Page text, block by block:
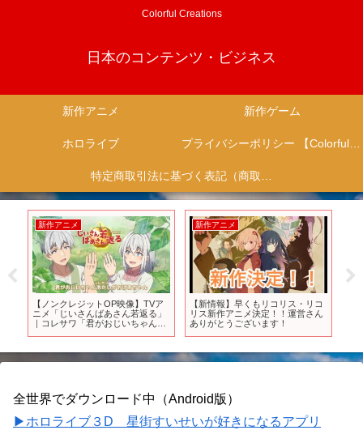
Colorful Creations
日本のコンテンツ・ビジネス
新作アニメ 新作ゲーム
ホロライブ プライバシーポリシー 【Colorful Creation】
特定商取引法に基づく表記（商取引に関する開示）
新作アニメ
【ノンクレジットOP映像】TVア
ニメ「じいさんばあさん若返る」
｜コレサワ「君がおじいちゃんあ
新作アニメ
【新情報】早くもリコリス・リコ
リス新作アニメ決定！！運営さん
ありがとうございます！
全世界でダウンロード中（Android版）
▶ホロライブ３D 星街すいせいが好きになるアプリ